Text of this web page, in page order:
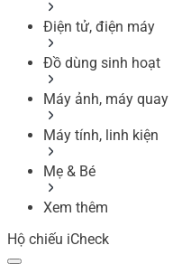
Điện tử, điện máy
Đồ dùng sinh hoạt
Máy ảnh, máy quay
Máy tính, linh kiện
Mẹ & Bé
Xem thêm
Hộ chiếu iCheck